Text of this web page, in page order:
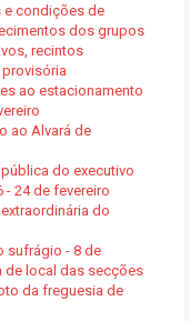
e condições de
dos grupos
recintos
ao estacionamento
ao Alvará de
do executivo
- 24 de fevereiro
do
sufrágio - 8 de
de local das secções
da freguesia de